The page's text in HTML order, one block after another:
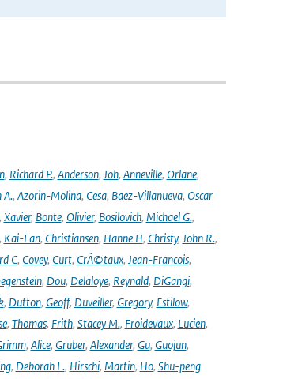
, Richard P., Anderson, Joh, Anneville, Orlane,
A., Azorin-Molina, Cesa, Baez-Villanueva, Oscar
Xavier, Bonte, Olivier, Bosilovich, Michael G.,
Kai-Lan, Christiansen, Hanne H, Christy, John R.,
C, Covey, Curt, CrÃ©taux, Jean-Francois,
, Dou, Delaloye, Reynald, DiGangi,
, Dutton, Geoff, Duveiller, Gregory, Estilow,
, Thomas, Frith, Stacey M., Froidevaux, Lucien,
, Alice, Gruber, Alexander, Gu, Guojun,
, Deborah L., Hirschi, Martin, Ho, Shu-peng